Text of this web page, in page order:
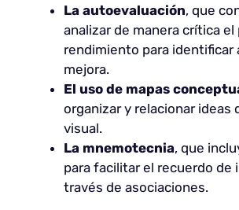
La autoevaluación, que
analizar de manera crítica el
rendimiento para identificar
mejora.
El uso de mapas
organizar y relacionar ideas
visual.
La mnemotecnia, que
para facilitar el recuerdo de
través de asociaciones.